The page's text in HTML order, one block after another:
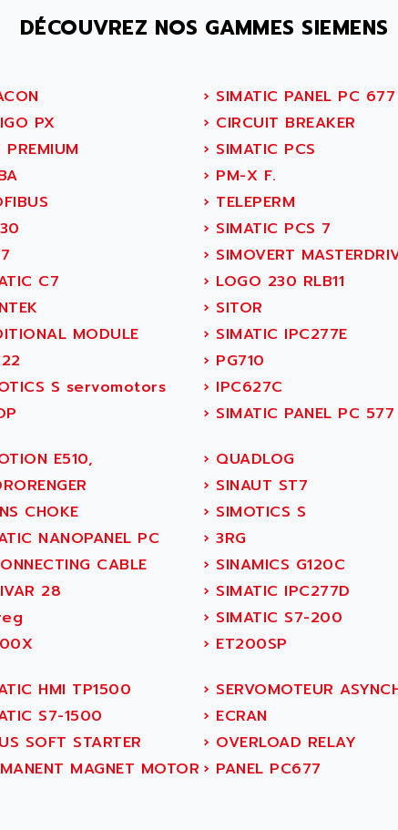
DÉCOUVREZ NOS GAMMES SIEMENS
› SIMATIC PANEL PC 677
PX › CIRCUIT BREAKER
PREMIUM › SIMATIC PCS
› PM-X F.
› TELEPERM
› SIMATIC PCS 7
› SIMOVERT
C7 › LOGO 230 RLB11
› SITOR
MODULE › SIMATIC IPC277E
› PG710
S servomotors › IPC627C
› SIMATIC PANEL PC 577
E510, › QUADLOG
› SINAUT ST7
CHOKE › SIMOTICS S
NANOPANEL PC › 3RG
CABLE › SINAMICS G120C
28 › SIMATIC IPC277D
› SIMATIC S7-200
› ET200SP
HMI TP1500 › SERVOMOTEUR
S7-1500 › ECRAN
SOFT STARTER › OVERLOAD RELAY
MAGNET MOTOR › PANEL PC677